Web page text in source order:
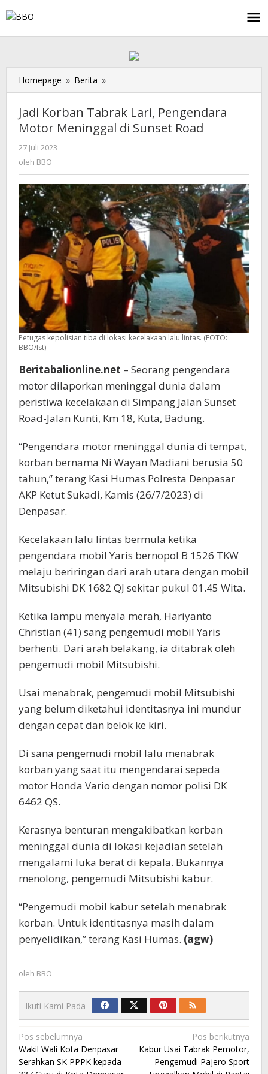
ke
Homepage » Berita »
Korban
Tabrak
Lari,
Pengendara
Road
Jadi Korban Tabrak Lari, Pengendara
Motor Meninggal di Sunset Road
27 Juli 2023
oleh BBO
Petugas kepolisian tiba di lokasi kecelakaan lalu lintas. (FOTO:
BBO/Ist)
Beritabalionline.net – Seorang pengendara
motor dilaporkan meninggal dunia dalam
peristiwa kecelakaan di Simpang Jalan Sunset
Road-Jalan Kunti, Km 18, Kuta, Badung.
“Pengendara motor meninggal dunia di tempat,
korban bernama Ni Wayan Madiani berusia 50
tahun,” terang Kasi Humas Polresta Denpasar
AKP Ketut Sukadi, Kamis (26/7/2023) di
Denpasar.
Kecelakaan lalu lintas bermula ketika
pengendara mobil Yaris bernopol B 1526 TKW
melaju beriringan dari arah utara dengan mobil
Mitsubishi DK 1682 QJ sekitar pukul 01.45 Wita.
Ketika lampu menyala merah, Hariyanto
Christian (41) sang pengemudi mobil Yaris
berhenti. Dari arah belakang, ia ditabrak oleh
pengemudi mobil Mitsubishi.
Usai menabrak, pengemudi mobil Mitsubishi
yang belum diketahui identitasnya ini mundur
dengan cepat dan belok ke kiri.
Di sana pengemudi mobil lalu menabrak
korban yang saat itu mengendarai sepeda
motor Honda Vario dengan nomor polisi DK
6462 QS.
Kerasnya benturan mengakibatkan korban
meninggal dunia di lokasi kejadian setelah
mengalami luka berat di kepala. Bukannya
menolong, pengemudi Mitsubishi kabur.
“Pengemudi mobil kabur setelah menabrak
korban. Untuk identitasnya masih dalam
penyelidikan,” terang Kasi Humas. (agw)
oleh BBO
Ikuti Kami Pada
Navigasi
pos
Pos sebelumnya
Wakil Wali Kota Denpasar
Serahkan SK PPPK kepada
Pos berikutnya
Kabur Usai Tabrak Pemotor,
Pengemudi Pajero Sport